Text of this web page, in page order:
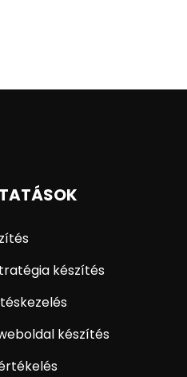
készítés
készítés